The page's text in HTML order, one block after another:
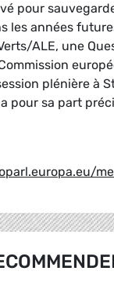
pour
les années
ALE, une
plénière à
pour sa part